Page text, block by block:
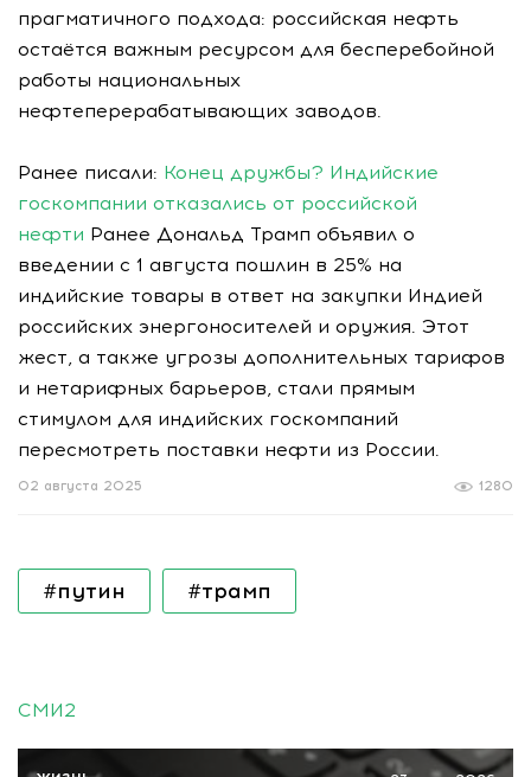
прагматичного подхода: российская нефть
остаётся важным ресурсом для бесперебойной
работы национальных
нефтеперерабатывающих заводов.
Ранее писали: Конец дружбы? Индийские
госкомпании отказались от российской
нефти Ранее Дональд Трамп объявил о
введении с 1 августа пошлин в 25% на
индийские товары в ответ на закупки Индией
российских энергоносителей и оружия. Этот
жест, а также угрозы дополнительных тарифов
и нетарифных барьеров, стали прямым
стимулом для индийских госкомпаний
пересмотреть поставки нефти из России.
1280
02 августа 2025
#путин #трамп
СМИ2